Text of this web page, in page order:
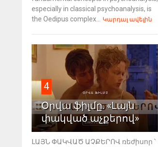
especially in classical psychoanalysis, is
the Oedipus complex...
Կարդալ ավելին
4
Օրվա ֆիլմը. «Լայն
փակված աչքերով»
ԼԱՅՆ ՓԱԿՎԱԾ ԱՉՔԵՐՈՎ ռեժիսոր ՝